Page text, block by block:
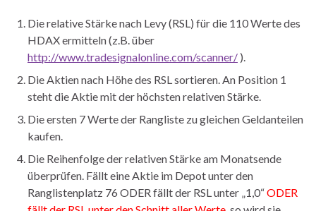
Die relative Stärke nach Levy (RSL) für die 110 Werte des
HDAX ermitteln (z.B. über
http://www.tradesignalonline.com/scanner/ ).
Die Aktien nach Höhe des RSL sortieren. An Position 1
steht die Aktie mit der höchsten relativen Stärke.
Die ersten 7 Werte der Rangliste zu gleichen Geldanteilen
kaufen.
Die Reihenfolge der relativen Stärke am Monatsende
überprüfen. Fällt eine Aktie im Depot unter den
Ranglistenplatz 76 ODER fällt der RSL unter „1,0“ODER